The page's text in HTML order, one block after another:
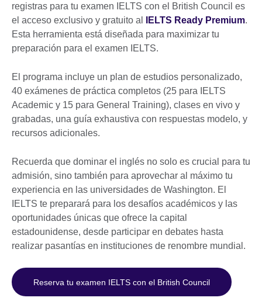
registras para tu examen IELTS con el British Council es
el acceso exclusivo y gratuito al
IELTS Ready Premium.
Esta herramienta está diseñada para maximizar tu
preparación para el examen IELTS.
El programa incluye un plan de estudios personalizado,
40 exámenes de práctica completos (25 para IELTS
Academic y 15 para General Training), clases en vivo y
grabadas, una guía exhaustiva con respuestas modelo, y
recursos adicionales.
Recuerda que dominar el inglés no solo es crucial para tu
admisión, sino también para aprovechar al máximo tu
experiencia en las universidades de Washington. El
IELTS te preparará para los desafíos académicos y las
oportunidades únicas que ofrece la capital
estadounidense, desde participar en debates hasta
realizar pasantías en instituciones de renombre mundial.
Reserva tu examen IELTS con el British Council